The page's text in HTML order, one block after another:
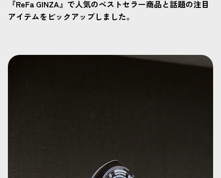
『ReFa GINZA』で人気のベストセラー商品と話題の注目
アイテムをピックアップしました。